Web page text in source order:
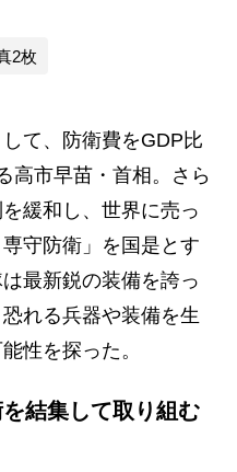
2枚
て、防衛費をGDP比
高市早苗・首相。さら
緩和し、世界に売っ
守防衛」を国是とす
最新鋭の装備を誇っ
れる兵器や装備を生
性を探った。
結集して取り組む